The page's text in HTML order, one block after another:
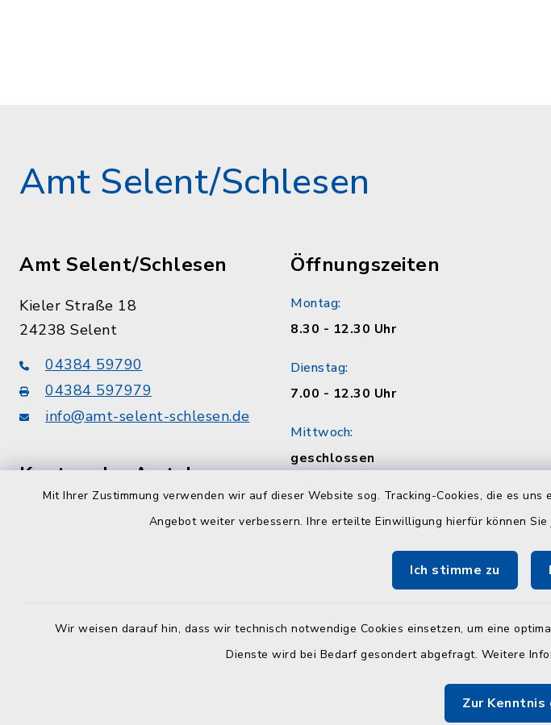
Mit Ihrer Zustimmung verwenden wir auf dieser Website sog. Tracking-Cookies, die es
Angebot weiter verbessern. Ihre erteilte Einwilligung hierfür können
Ich stimme zu
Wir weisen darauf hin, dass wir technisch notwendige Cookies einsetzen, um eine
Dienste wird bei Bedarf gesondert abgefragt. Weitere
Zur Kenntnis
Amt Selent/Schlesen
Amt Selent/Schlesen
Kieler Straße 18
24238 Selent
04384 59790
04384 597979
info@amt-selent-schlesen.de
Konten der Amtskasse
VR Bank zwischen den Meeren eG
DE75213900080007310307
Öffnungszeiten
Montag:
8.30 - 12.30 Uhr
Dienstag:
7.00 - 12.30 Uhr
Mittwoch:
geschlossen
Donnerstag:
8.30 - 12.30 Uhr und 14.00 - 18.00
nach telefonischer Vereinbarung
04384 5979-11, -12 oder -32